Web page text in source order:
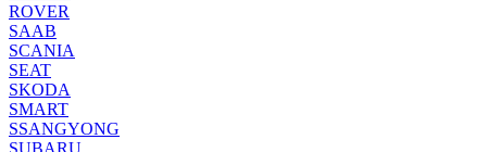
ROVER
SAAB
SCANIA
SEAT
SKODA
SMART
SSANGYONG
SUBARU